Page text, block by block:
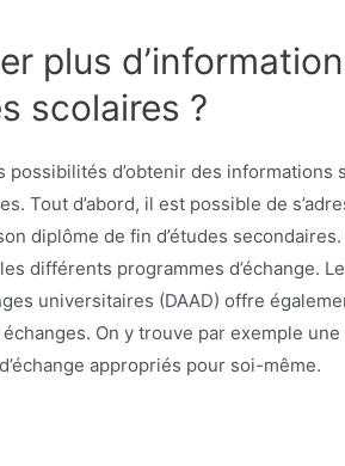
plus
scolaires ?
possibilités d’obtenir des informations
Tout d’abord, il est possible de
diplôme de fin d’études
différents programmes d’échange.
universitaires (DAAD) offre
On y trouve par exemple
appropriés pour soi-même.